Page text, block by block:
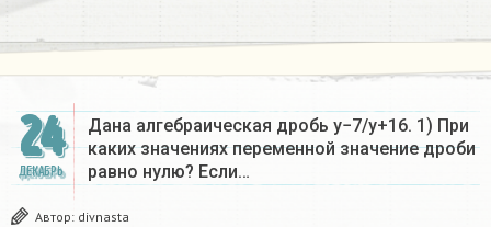
24
ДЕКАБРЬ
Дана алгебраическая дробь y−7/y+16. 1) При
каких значениях переменной значение дроби
равно нулю? Если…
Автор: divnasta